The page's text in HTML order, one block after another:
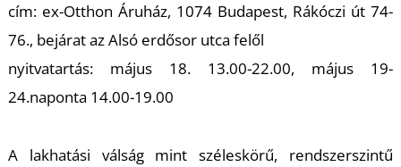
cím: ex-Otthon Áruház, 1074 Budapest, Rákóczi út 74-
76., bejárat az Alsó erdősor utca felől
nyitvatartás: május 18. 13.00-22.00, május 19-
24.naponta 14.00-19.00
A lakhatási válság mint széleskörű, rendszerszintű